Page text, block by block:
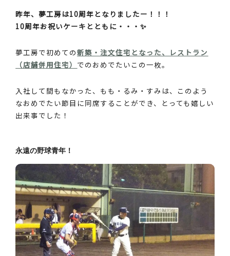
昨年、夢工房は10周年となりましたー！！！
10周年お祝いケーキとともに・・・✨
夢工房で初めての新築・注文住宅となった、レストラン
（店舗併用住宅） でのおめでたいこの一枚。
入社して間もなかった、もも・るみ・すみは、このよう
なおめでたい節目に同席することができ、とっても嬉しい
出来事でした！
永遠の野球青年！